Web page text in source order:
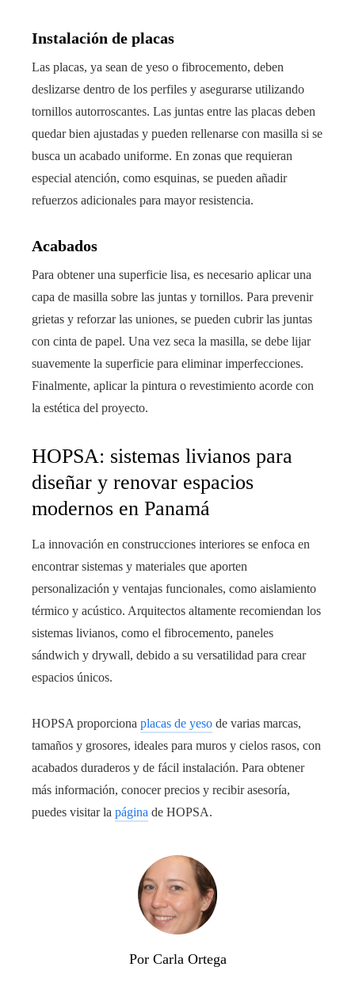
Instalación de placas
Las placas, ya sean de yeso o fibrocemento, deben
deslizarse dentro de los perfiles y asegurarse utilizando
tornillos autorroscantes. Las juntas entre las placas deben
quedar bien ajustadas y pueden rellenarse con masilla si se
busca un acabado uniforme. En zonas que requieran
especial atención, como esquinas, se pueden añadir
refuerzos adicionales para mayor resistencia.
Acabados
Para obtener una superficie lisa, es necesario aplicar una
capa de masilla sobre las juntas y tornillos. Para prevenir
grietas y reforzar las uniones, se pueden cubrir las juntas
con cinta de papel. Una vez seca la masilla, se debe lijar
suavemente la superficie para eliminar imperfecciones.
Finalmente, aplicar la pintura o revestimiento acorde con
la estética del proyecto.
HOPSA: sistemas livianos para
diseñar y renovar espacios
modernos en Panamá
La innovación en construcciones interiores se enfoca en
encontrar sistemas y materiales que aporten
personalización y ventajas funcionales, como aislamiento
térmico y acústico. Arquitectos altamente recomiendan los
sistemas livianos, como el fibrocemento, paneles
sándwich y drywall, debido a su versatilidad para crear
espacios únicos.
HOPSA proporciona placas de yeso de varias marcas,
tamaños y grosores, ideales para muros y cielos rasos, con
acabados duraderos y de fácil instalación. Para obtener
más información, conocer precios y recibir asesoría,
puedes visitar la página de HOPSA.
Por Carla Ortega